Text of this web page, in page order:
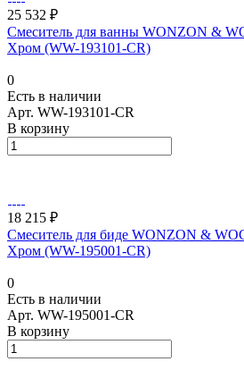
25 532 ₽
Смеситель для ванны WONZON &
Хром (WW-193101-CR)
0
Есть в наличии
Арт. WW-193101-CR
В корзину
18 215 ₽
Смеситель для биде WONZON &
Хром (WW-195001-CR)
0
Есть в наличии
Арт. WW-195001-CR
В корзину